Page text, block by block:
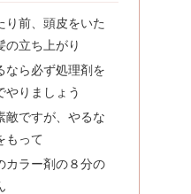
り前、頭皮をいた
の立ち上がり
なら必ず処理剤を
やりましょう
敵ですが、やるな
もって
カラー剤の８分の